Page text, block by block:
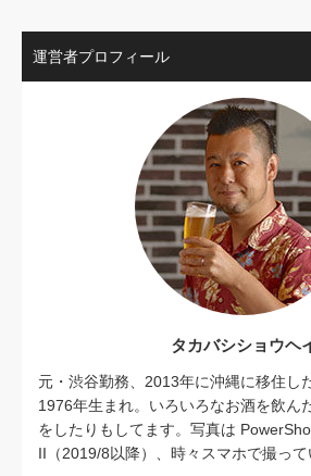
運営者プロフィール
タカバシショウヘ
元・渋谷勤務、2013年に沖縄に移住し
1976年生まれ。いろいろなお酒を飲ん
をしたりもしてます。写真は
II（2019/8以降）、時々スマホで撮って